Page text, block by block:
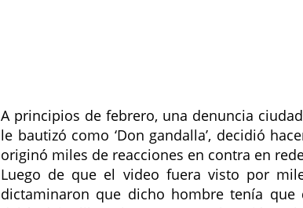
A principios de febrero, una denuncia
le bautizó como ‘Don gandalla’, decidió
originó miles de reacciones en contra en
Luego de que el video fuera visto por
dictaminaron que dicho hombre tenía